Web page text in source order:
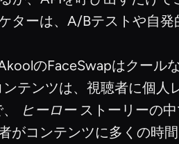
ターは、A/Bテストや自発
のFaceSwapはクール
テンツは、視聴者に個
ヒーローストーリーの
がコンテンツに多くの時